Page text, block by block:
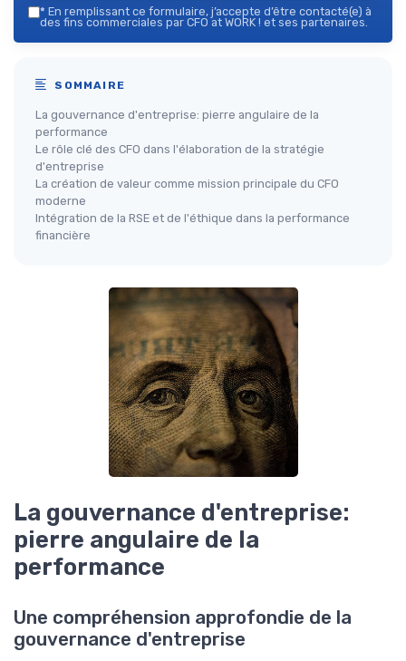
* En remplissant ce formulaire, j’accepte d’être contacté(e) à
des fins commerciales par CFO at WORK ! et ses partenaires.
SOMMAIRE
La gouvernance d'entreprise: pierre angulaire de la
performance
Le rôle clé des CFO dans l'élaboration de la stratégie
d'entreprise
La création de valeur comme mission principale du CFO
moderne
Intégration de la RSE et de l'éthique dans la performance
financière
La gouvernance d'entreprise:
pierre angulaire de la
performance
Une compréhension approfondie de la
gouvernance d'entreprise